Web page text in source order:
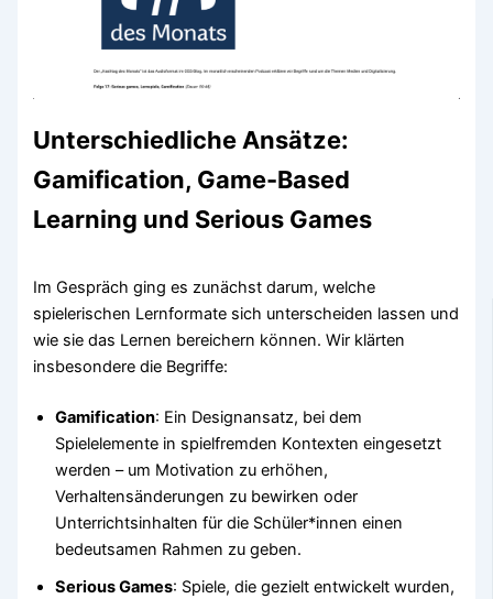
Unterschiedliche Ansätze:
Gamification, Game-Based
Learning und Serious Games
Im Gespräch ging es zunächst darum, welche
spielerischen Lernformate sich unterscheiden lassen und
wie sie das Lernen bereichern können. Wir klärten
insbesondere die Begriffe:
Gamification: Ein Designansatz, bei dem
Spielelemente in spielfremden Kontexten eingesetzt
werden – um Motivation zu erhöhen,
Verhaltensänderungen zu bewirken oder
Unterrichtsinhalten für die Schüler*innen einen
bedeutsamen Rahmen zu geben.
Serious Games: Spiele, die gezielt entwickelt wurden,